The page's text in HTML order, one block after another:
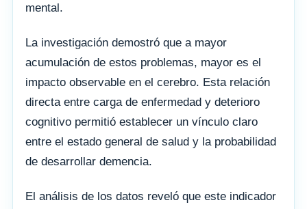
mental.
La investigación demostró que a mayor
acumulación de estos problemas, mayor es el
impacto observable en el cerebro. Esta relación
directa entre carga de enfermedad y deterioro
cognitivo permitió establecer un vínculo claro
entre el estado general de salud y la probabilidad
de desarrollar demencia.
El análisis de los datos reveló que este indicador